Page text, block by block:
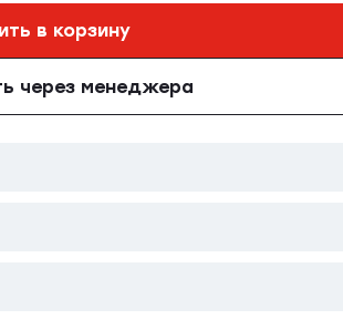
в корзину
через менеджера